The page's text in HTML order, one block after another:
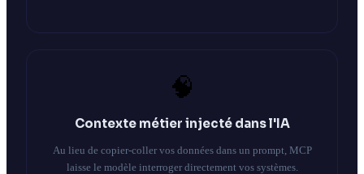
🧠
Contexte métier injecté dans l'IA
Au lieu de copier-coller vos données dans un prompt, MCP
laisse le modèle interroger directement vos systèmes.